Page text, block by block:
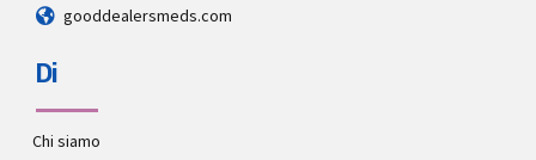
gooddealersmeds.com
Di
Chi siamo